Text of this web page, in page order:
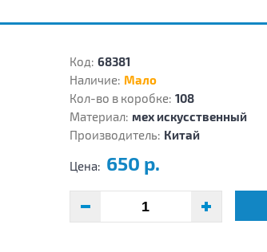
Код: 68381
Наличие: Мало
Кол-во в коробке: 108
Материал: мех искусственный
Производитель: Китай
Цена: 650 р.